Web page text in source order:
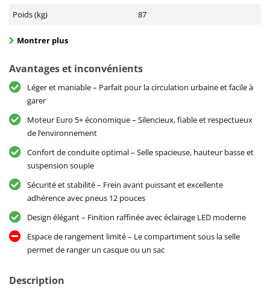
Poids (kg)
87
Montrer plus
Avantages et inconvénients
Léger et maniable – Parfait pour la circulation urbaine et facile à
garer
Moteur Euro 5+ économique – Silencieux, fiable et respectueux
de l’environnement
Confort de conduite optimal – Selle spacieuse, hauteur basse et
suspension souple
Sécurité et stabilité – Frein avant puissant et excellente
adhérence avec pneus 12 pouces
Design élégant – Finition raffinée avec éclairage LED moderne
Espace de rangement limité – Le compartiment sous la selle
permet de ranger un casque ou un sac
Description